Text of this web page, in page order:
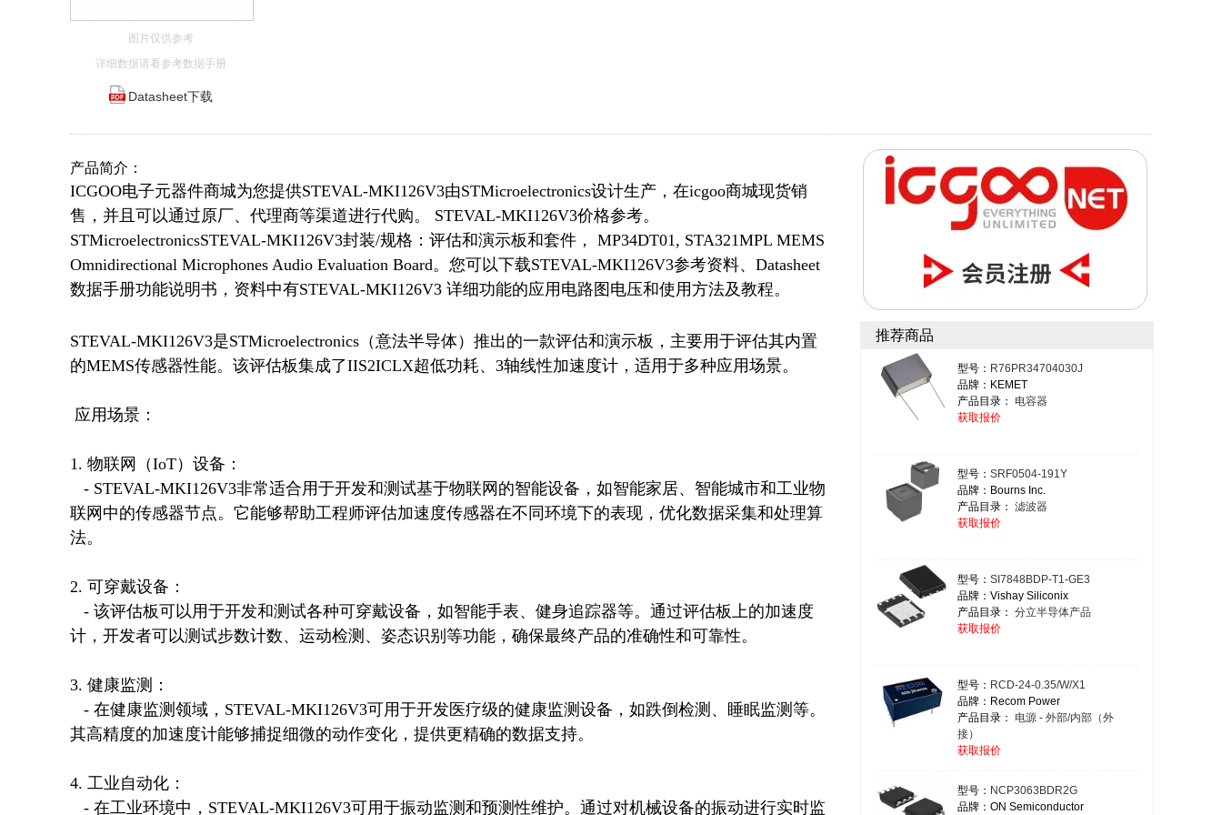
图片仅供参考
详细数据请看参考数据手册
Datasheet下载
产品简介：
ICGOO电子元器件商城为您提供STEVAL-MKI126V3由STMicroelectronics设计生产，在icgoo商城现货销
售，并且可以通过原厂、代理商等渠道进行代购。 STEVAL-MKI126V3价格参考。
STMicroelectronicsSTEVAL-MKI126V3封装/规格：评估和演示板和套件， MP34DT01, STA321MPL MEMS
Omnidirectional Microphones Audio Evaluation Board。您可以下载STEVAL-MKI126V3参考资料、Datasheet
数据手册功能说明书，资料中有STEVAL-MKI126V3 详细功能的应用电路图电压和使用方法及教程。
STEVAL-MKI126V3是STMicroelectronics（意法半导体）推出的一款评估和演示板，主要用于评估其内置
的MEMS传感器性能。该评估板集成了IIS2ICLX超低功耗、3轴线性加速度计，适用于多种应用场景。
1. 物联网（IoT）设备：
联网中的传感器节点。它能够帮助工程师评估加速度传感器在不同环境下的表现，优化数据采集和处理算
法。
2. 可穿戴设备：
计，开发者可以测试步数计数、运动检测、姿态识别等功能，确保最终产品的准确性和可靠性。
3. 健康监测：
其高精度的加速度计能够捕捉细微的动作变化，提供更精确的数据支持。
4. 工业自动化：
推荐商品
型号： R76PR34704030J
品牌：KEMET
产品目录： 电容器
获取报价
型号： SRF0504-191Y
品牌：Bourns Inc.
产品目录： 滤波器
获取报价
型号： SI7848BDP-T1-GE3
品牌：Vishay Siliconix
产品目录： 分立半导体产品
获取报价
型号： RCD-24-0.35/W/X1
品牌：Recom Power
产品目录： 电源 - 外部/内部（外
接）
获取报价
型号： NCP3063BDR2G
品牌：ON Semiconductor